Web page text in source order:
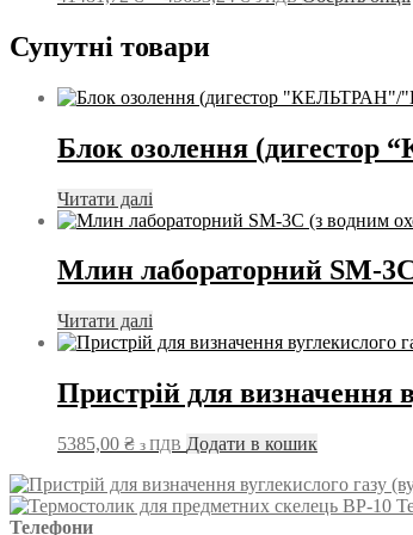
45633,24 ₴
Супутні товари
Блок озолення
Читати далі
Млин лабораторний SM-
Читати далі
Пристрій для визначення
5385,00 ₴ з ПДВ Додати в кошик
Телефони